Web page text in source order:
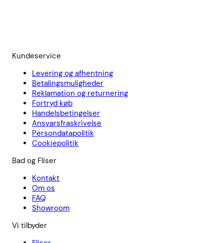
Kundeservice
Levering og afhentning
Betalingsmuligheder
Reklamation og returnering
Fortryd køb
Handelsbetingelser
Ansvarsfraskrivelse
Persondatapolitik
Cookiepolitik
Bad og Fliser
Kontakt
Om os
FAQ
Showroom
Vi tilbyder